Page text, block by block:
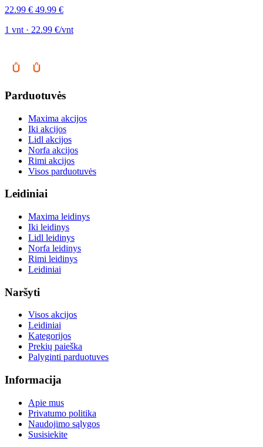
22.99 € 49.99 €
1 vnt · 22.99 €/vnt
Parduotuvės
Maxima akcijos
Iki akcijos
Lidl akcijos
Norfa akcijos
Rimi akcijos
Visos parduotuvės
Leidiniai
Maxima leidinys
Iki leidinys
Lidl leidinys
Norfa leidinys
Rimi leidinys
Leidiniai
Naršyti
Visos akcijos
Leidiniai
Kategorijos
Prekių paieška
Palyginti parduotuves
Informacija
Apie mus
Privatumo politika
Naudojimo sąlygos
Susisiekite